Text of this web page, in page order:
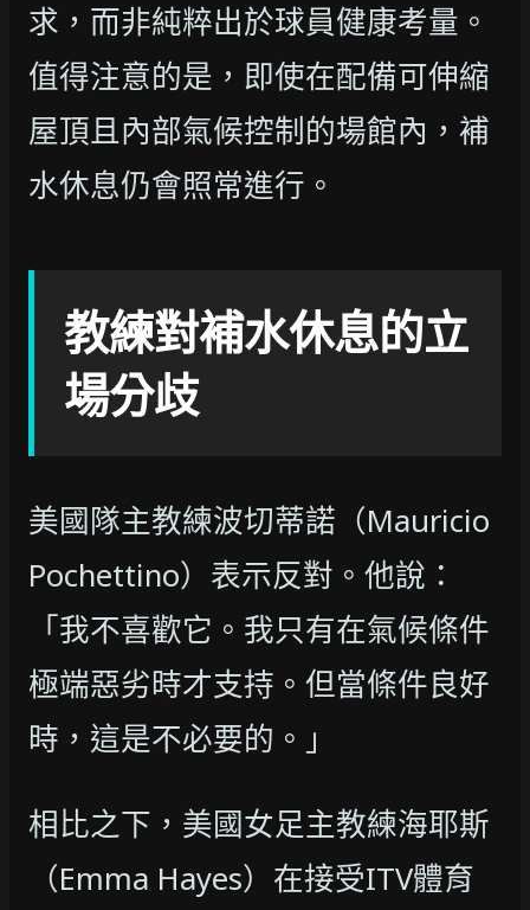
求，而非純粹出於球員健康考量。
值得注意的是，即使在配備可伸縮
屋頂且內部氣候控制的場館內，補
水休息仍會照常進行。
教練對補水休息的立
場分歧
美國隊主教練波切蒂諾（Mauricio
Pochettino）表示反對。他說：
「我不喜歡它。我只有在氣候條件
極端惡劣時才支持。但當條件良好
時，這是不必要的。」
相比之下，美國女足主教練海耶斯
（Emma Hayes）在接受ITV體育